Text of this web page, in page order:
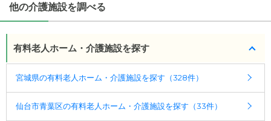
他の介護施設を調べる
有料老人ホーム・介護施設を探す
宮城県の有料老人ホーム・介護施設を探す（328件）
仙台市青葉区の有料老人ホーム・介護施設を探す（33件）